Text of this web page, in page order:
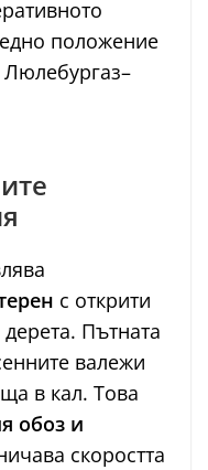
положение
с открити
Пътната
валежи
в кал. Това
обоз и
скоростта